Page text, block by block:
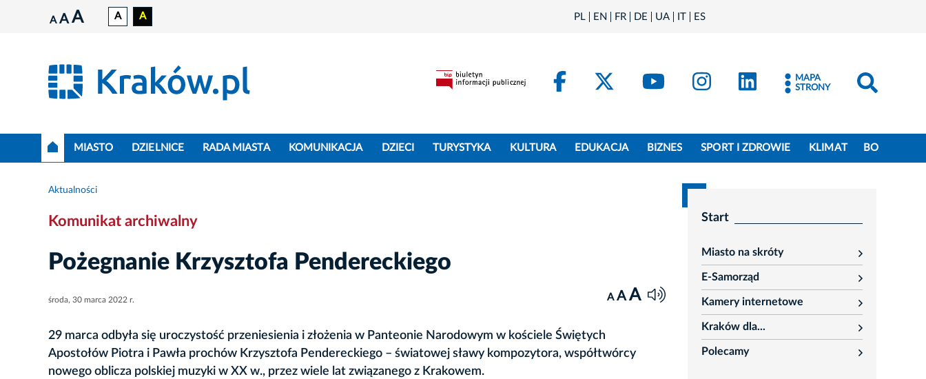
A A A A A PL EN FR DE UA IT ES
FacebookKraków - X
Kraków - YouTube
Kraków - Instagram
Kraków - LinkedIn
MAPA
STRONY
MIASTO DZIELNICE RADA MIASTA KOMUNIKACJA DZIECI TURYSTYKA KULTURA EDUKACJA BIZNES SPORT I ZDROWIE KLIMAT BO
Aktualności
Komunikat archiwalny
Pożegnanie Krzysztofa Pendereckiego
środa, 30 marca 2022 r. A A A
29 marca odbyła się uroczystość przeniesienia i złożenia w Panteonie Narodowym w kościele Świętych
Apostołów Piotra i Pawła prochów Krzysztofa Pendereckiego – światowej sławy kompozytora, współtwórcy
nowego oblicza polskiej muzyki w XX w., przez wiele lat związanego z Krakowem.
Start
Miasto na skróty
rozwiń
E-Samorząd
rozwiń
Kamery internetowe
rozwiń
Kraków dla...
rozwiń
Polecamy
rozwiń